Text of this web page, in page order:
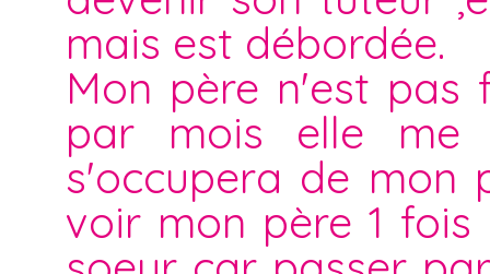
mais est débordée.
Mon père n'est
par mois elle me
s'occupera de mon
voir mon père 1